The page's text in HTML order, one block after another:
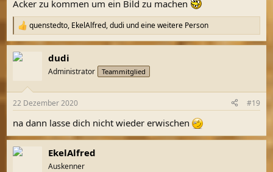
Acker zu kommen um ein Bild zu machen
R
e
a
k
e
:
quenstedto, EkelAlfred,dudi und eine weitere Person
dudi
Administrator Teammitglied
22 Dezember 2020 #19
na dann lasse dich nicht wieder erwischen
EkelAlfred
Auskenner